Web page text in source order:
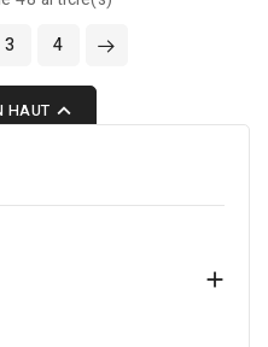
3 4
HAUT 
